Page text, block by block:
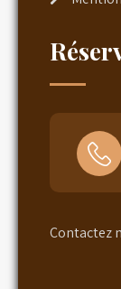
Contactez